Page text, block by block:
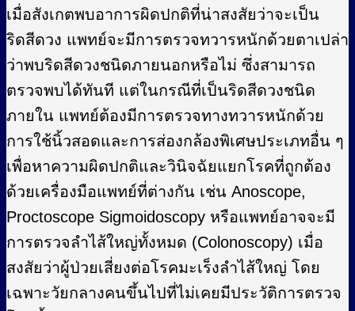
เมื่อสังเกตพบอาการผิดปกติที่น่าสงสัยว่าจะเป็น
ริดสีดวง แพทย์จะมีการตรวจทวารหนักด้วยตาเปล่า
ว่าพบริดสีดวงชนิดภายนอกหรือไม่ ซึ่งสามารถ
ตรวจพบได้ทันที แต่ในกรณีที่เป็นริดสีดวงชนิด
ภายใน แพทย์ต้องมีการตรวจทางทวารหนักด้วย
การใช้นิ้วสอดและการส่องกล้องพิเศษประเภทอื่น ๆ
เพื่อหาความผิดปกติและวินิจฉัยแยกโรคที่ถูกต้อง
ด้วยเครื่องมือแพทย์ที่ต่างกัน เช่น Anoscope,
Proctoscope Sigmoidoscopy หรือแพทย์อาจจะมี
การตรวจลำไส้ใหญ่ทั้งหมด (Colonoscopy) เมื่อ
สงสัยว่าผู้ป่วยเสี่ยงต่อโรคมะเร็งลำไส้ใหญ่ โดย
เฉพาะวัยกลางคนขึ้นไปที่ไม่เคยมีประวัติการตรวจ